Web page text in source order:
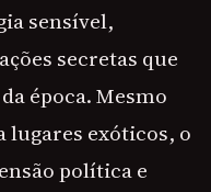
sensível,
secretas que
época. Mesmo
lugares exóticos, o
política e